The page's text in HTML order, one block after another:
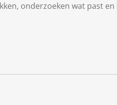
onderzoeken wat past